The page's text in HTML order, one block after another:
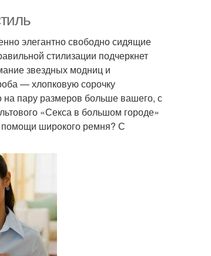
элегантно свободно сидящие
стилизации подчеркнет
звездных модниц и
— хлопковую сорочку
на пару размеров больше вашего, с
«Секса в большом городе»
помощи широкого ремня? С